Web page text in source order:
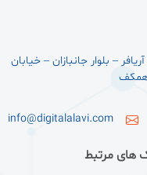
– بلوار جانبازان – خیابان
info@digitalalavi.com
های مرتبط